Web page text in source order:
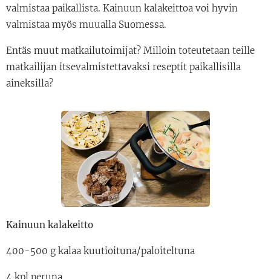
valmistaa paikallista. Kainuun kalakeittoa voi hyvin
valmistaa myös muualla Suomessa.
Entäs muut matkailutoimijat? Milloin toteutetaan teille
matkailijan itsevalmistettavaksi reseptit paikallisilla
aineksilla?
Kainuun kalakeitto
400-500 g kalaa kuutioituna/paloiteltuna
4 kpl peruna